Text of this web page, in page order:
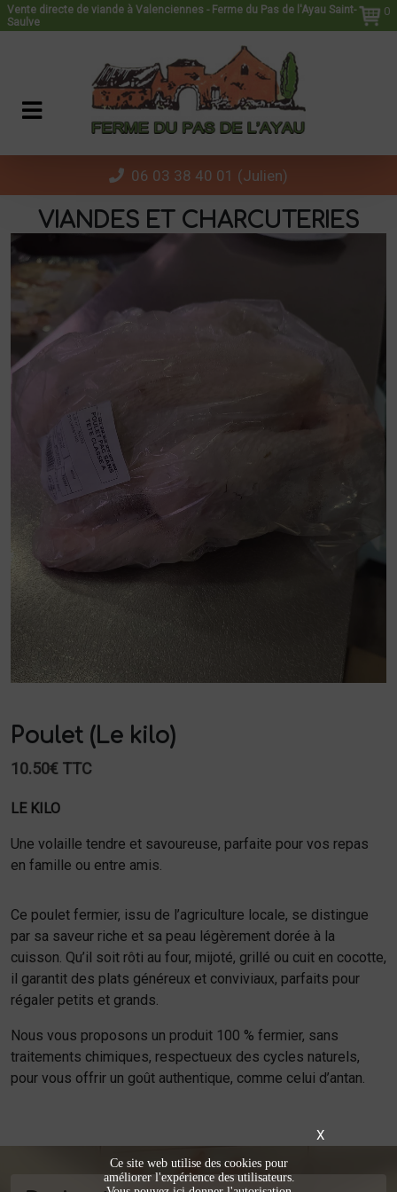
Vente directe de viande à Valenciennes - Ferme du Pas de l'Ayau Saint-
Saulve
0
06 03 38 40 01 (Julien)
VIANDES ET CHARCUTERIES
Poulet (Le kilo)
10.50€ TTC
LE KILO
Une volaille tendre et savoureuse, parfaite pour vos repas
en famille ou entre amis.
Ce poulet fermier, issu de l’agriculture locale, se distingue
par sa saveur riche et sa peau légèrement dorée à la
cuisson. Qu’il soit rôti au four, mijoté, grillé ou cuit en cocotte,
il garantit des plats généreux et conviviaux, parfaits pour
régaler petits et grands.
Nous vous proposons un produit 100 % fermier, sans
traitements chimiques, respectueux des cycles naturels,
pour vous offrir un goût authentique, comme celui d’antan.
Panneau de gestion des cookies
X
Ce site web utilise des cookies pour
améliorer l'expérience des utilisateurs.